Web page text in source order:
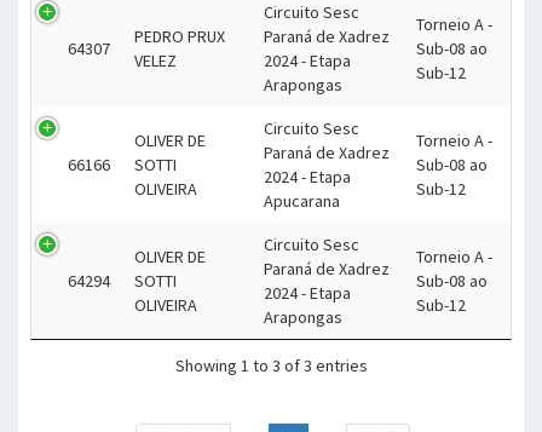
64307
PEDRO PRUX
VELEZ
Circuito Sesc
Paraná de Xadrez
2024 - Etapa
Arapongas
Torneio A -
Sub-08 ao
Sub-12
66166
OLIVER DE
SOTTI
OLIVEIRA
Circuito Sesc
Paraná de Xadrez
2024 - Etapa
Apucarana
Torneio A -
Sub-08 ao
Sub-12
64294
OLIVER DE
SOTTI
OLIVEIRA
Circuito Sesc
Paraná de Xadrez
2024 - Etapa
Arapongas
Torneio A -
Sub-08 ao
Sub-12
Showing 1 to 3 of 3 entries